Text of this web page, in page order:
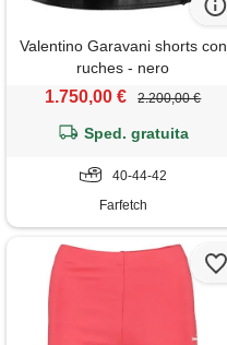
Valentino Garavani shorts con
ruches - nero
1.750,00 € 2.200,00 €
Sped. gratuita
40-44-42
Farfetch